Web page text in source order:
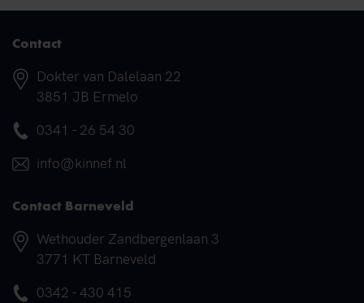
Contact
Adres
Dokter van Dalelaan 22
3851 JB Ermelo
Telefoonnummer
0341 - 26 54 30
E-mail
info@kinnef.nl
Contact Barneveld
Adres
Wethouder Zandbergenlaan 3
3771 KT Barneveld
Telefoonnummer
0342 - 430 415